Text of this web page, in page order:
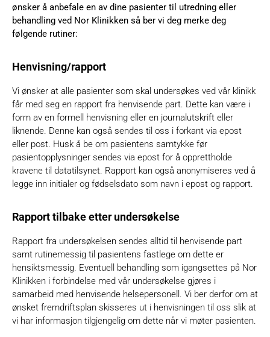
ønsker å anbefale en av dine pasienter til utredning eller
behandling ved Nor Klinikken så ber vi deg merke deg
følgende rutiner:
Henvisning/rapport
Vi ønsker at alle pasienter som skal undersøkes ved vår klinikk
får med seg en rapport fra henvisende part. Dette kan være i
form av en formell henvisning eller en journalutskrift eller
liknende. Denne kan også sendes til oss i forkant via epost
eller post. Husk å be om pasientens samtykke før
pasientopplysninger sendes via epost for å opprettholde
kravene til datatilsynet. Rapport kan også anonymiseres ved å
legge inn initialer og fødselsdato som navn i epost og rapport.
Rapport tilbake etter undersøkelse
Rapport fra undersøkelsen sendes alltid til henvisende part
samt rutinemessig til pasientens fastlege om dette er
hensiktsmessig. Eventuell behandling som igangsettes på Nor
Klinikken i forbindelse med vår undersøkelse gjøres i
samarbeid med henvisende helsepersonell. Vi ber derfor om at
ønsket fremdriftsplan skisseres ut i henvisningen til oss slik at
vi har informasjon tilgjengelig om dette når vi møter pasienten.